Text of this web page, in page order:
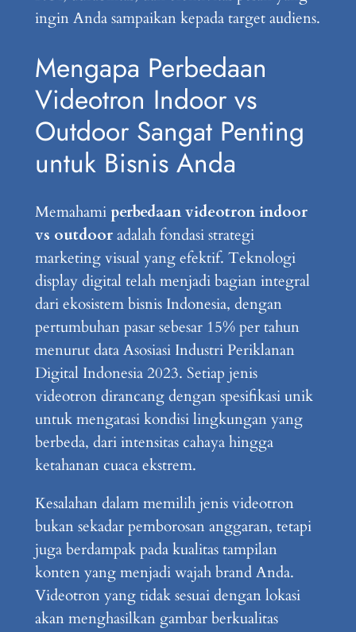
ingin Anda sampaikan kepada target audiens.
Mengapa Perbedaan
Videotron Indoor vs
Outdoor Sangat Penting
untuk Bisnis Anda
Memahamiperbedaan videotron indoor
vs outdooradalah fondasi strategi
marketing visual yang efektif. Teknologi
display digital telah menjadi bagian integral
dari ekosistem bisnis Indonesia, dengan
pertumbuhan pasar sebesar 15% per tahun
menurut data Asosiasi Industri Periklanan
Digital Indonesia 2023. Setiap jenis
videotron dirancang dengan spesifikasi unik
untuk mengatasi kondisi lingkungan yang
berbeda, dari intensitas cahaya hingga
ketahanan cuaca ekstrem.
Kesalahan dalam memilih jenis videotron
bukan sekadar pemborosan anggaran, tetapi
juga berdampak pada kualitas tampilan
konten yang menjadi wajah brand Anda.
Videotron yang tidak sesuai dengan lokasi
akan menghasilkan gambar berkualitas